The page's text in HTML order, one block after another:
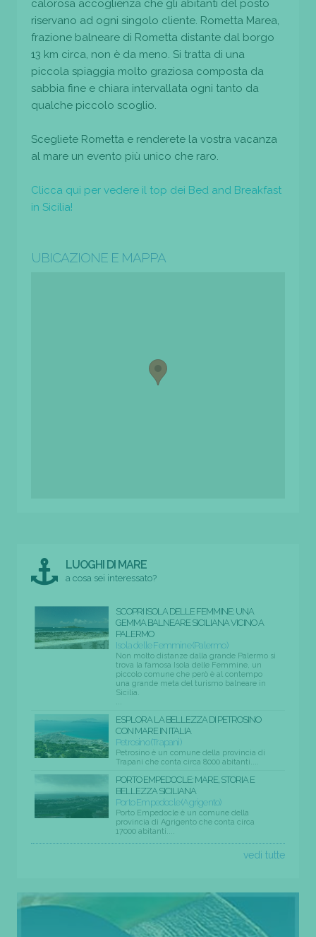
calorosa accoglienza che gli abitanti del posto
riservano ad ogni singolo cliente. Rometta Marea,
frazione balneare di Rometta distante dal borgo
13 km circa, non è da meno. Si tratta di una
piccola spiaggia molto graziosa composta da
sabbia fine e chiara intervallata ogni tanto da
qualche piccolo scoglio.
Scegliete Rometta e renderete la vostra vacanza
al mare un evento più unico che raro.
Clicca qui per vedere il top dei Bed and Breakfast
in Sicilia!
UBICAZIONE E MAPPA
LUOGHI DI MARE
a cosa sei interessato?
SCOPRI ISOLA DELLE FEMMINE: UNA
GEMMA BALNEARE SICILIANA VICINO A
PALERMO
Isola delle Femmine (Palermo)
Non molto distanze dalla grande Palermo si
trova la famosa Isola delle Femmine, un
piccolo comune che però è al contempo
una grande meta del turismo balneare in
Sicilia.
...
ESPLORA LA BELLEZZA DI PETROSINO
CON MARE IN ITALIA
Petrosino (Trapani)
Petrosino è un comune della provincia di
Trapani che conta circa 8000 abitanti....
PORTO EMPEDOCLE: MARE, STORIA E
BELLEZZA SICILIANA
Porto Empedocle (Agrigento)
Porto Empedocle è un comune della
provincia di Agrigento che conta circa
17000 abitanti....
vedi tutte